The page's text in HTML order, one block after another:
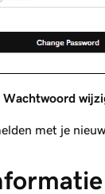
Wachtwoord
met je